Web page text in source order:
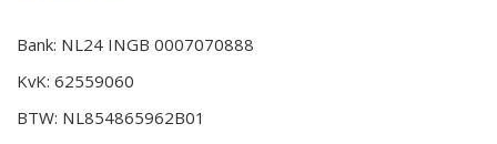
Bank: NL24 INGB 0007070888
KvK: 62559060
BTW: NL854865962B01